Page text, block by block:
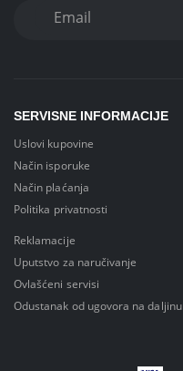
SERVISNE INFORMACIJE
Uslovi kupovine
Način isporuke
Način plaćanja
Politika privatnosti
Reklamacije
Uputstvo za naručivanje
Ovlašćeni servisi
Odustanak od ugovora na daljinu